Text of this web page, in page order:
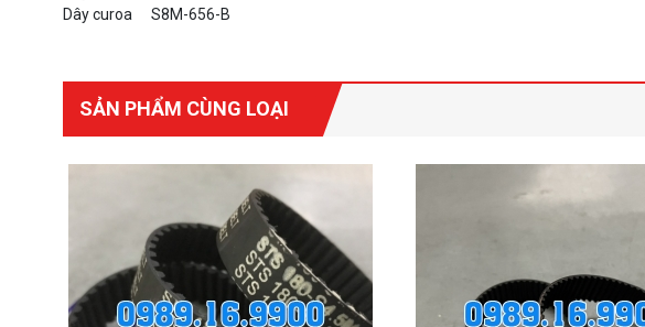
Dây curoa
S8M-656-B
SẢN PHẨM CÙNG LOẠI